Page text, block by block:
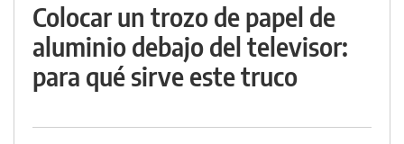
Colocar un trozo de papel de
aluminio debajo del televisor:
para qué sirve este truco